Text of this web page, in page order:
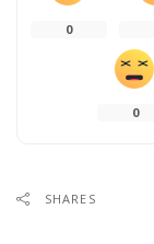
0
0
SHARES